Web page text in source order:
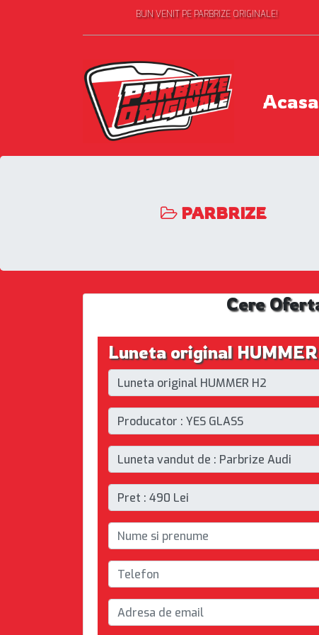
BUN VENIT PE PARBRIZE ORIGINALE!
Acasa
PARBRIZE
Cere
Luneta original